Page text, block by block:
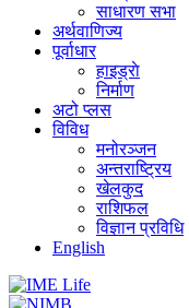
साधारण सभा
अर्थवाणिज्य
पूर्वाधार
हाइड्राे
निर्माण
अटो प्लस
विविध
मनोरञ्जन
अन्तराष्ट्रिय
खेलकुद
राशिफल
विज्ञान प्रविधि
English